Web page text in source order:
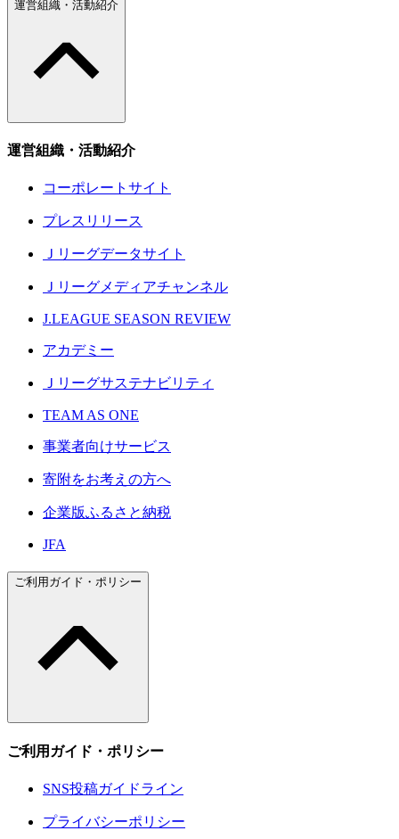
運営組織・活動紹介
運営組織・活動紹介
コーポレートサイト
プレスリリース
Ｊリーグデータサイト
Ｊリーグメディアチャンネル
J.LEAGUE SEASON REVIEW
アカデミー
Ｊリーグサステナビリティ
TEAM AS ONE
事業者向けサービス
寄附をお考えの方へ
企業版ふるさと納税
JFA
ご利用ガイド・ポリシー
ご利用ガイド・ポリシー
SNS投稿ガイドライン
プライバシーポリシー